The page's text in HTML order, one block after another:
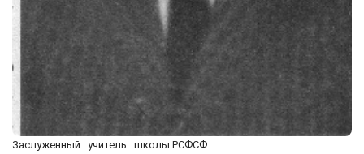
Заслуженный учитель школы РСФСФ.